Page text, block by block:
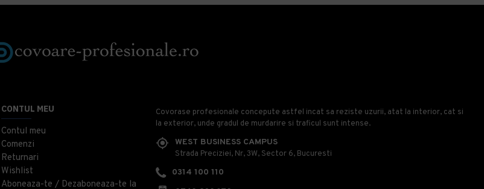
CONTUL MEU
Contul meu
Comenzi
Returnari
Wishlist
Aboneaza-te / Dezaboneaza-te la
Covorase profesionale concepute astfel incat sa reziste uzurii, atat la interior, cat si
la exterior, unde gradul de murdarire si traficul sunt intense.
WEST BUSINESS CAMPUS
Strada Preciziei, Nr, 3W, Sector 6, Bucuresti
0314 100 110